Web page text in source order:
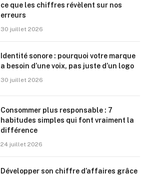
ce que les chiffres révèlent sur nos
erreurs
30 juillet 2026
Identité sonore : pourquoi votre marque
a besoin d’une voix, pas juste d’un logo
30 juillet 2026
Consommer plus responsable : 7
habitudes simples qui font vraiment la
différence
24 juillet 2026
Développer son chiffre d’affaires grâce